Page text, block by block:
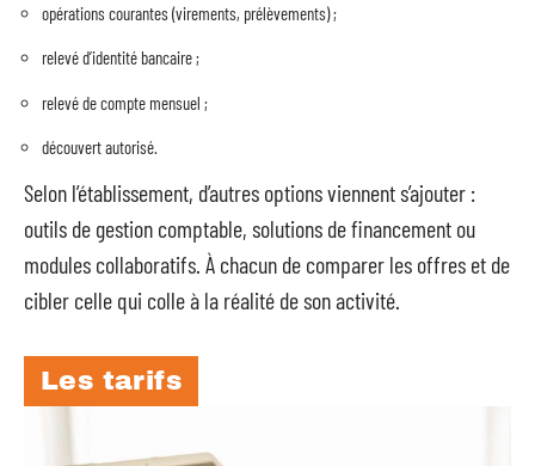
opérations courantes (virements, prélèvements) ;
relevé d’identité bancaire ;
relevé de compte mensuel ;
découvert autorisé.
Selon l’établissement, d’autres options viennent s’ajouter :
outils de gestion comptable, solutions de financement ou
modules collaboratifs. À chacun de comparer les offres et de
cibler celle qui colle à la réalité de son activité.
Les tarifs